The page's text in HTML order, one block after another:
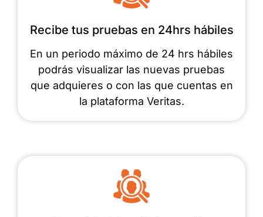
Recibe tus pruebas en 24hrs hábiles
En un periodo máximo de 24 hrs hábiles
podrás visualizar las nuevas pruebas
que adquieres o con las que cuentas en
la plataforma Veritas.